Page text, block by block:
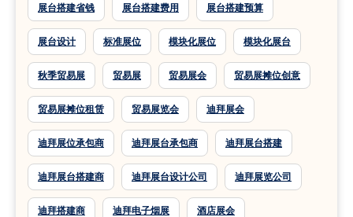
展台搭建省钱 展台搭建费用 展台搭建预算
展台设计 标准展位 模块化展位 模块化展台
秋季贸易展 贸易展 贸易展会 贸易展摊位创意
贸易展摊位租赁 贸易展览会 迪拜展会
迪拜展位承包商 迪拜展台承包商 迪拜展台搭建
迪拜展台搭建商 迪拜展台设计公司 迪拜展览公司
迪拜搭建商 迪拜电子烟展 酒店展会